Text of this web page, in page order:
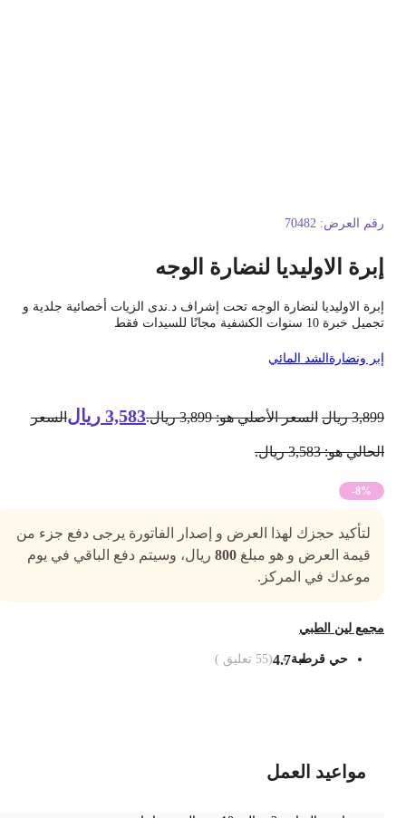
العرض: 70482
الاوليديا لنضارة الوجه
الاوليديا لنضارة الوجه تحت إشراف د.ندى الزيات أخصائية جلدية و
خبرة 10 سنوات الكشفية مجانًا للسيدات فقط
ونضارةالشد المائي
ريال السعر الأصلي هو: 3,899 ريال. 3,583 ريال السعر
هو: 3,583 ريال.
-8%
لتأكيد حجزك لهذا العرض و إصدار الفاتورة يرجى دفع جزء من
قيمة العرض و هو مبلغ800 ريال، وسيتم دفع الباقي في يوم
موعدك في المركز.
لين الطبي
حي قرطبة4.7
(
55تعليق )
مواعيد العمل